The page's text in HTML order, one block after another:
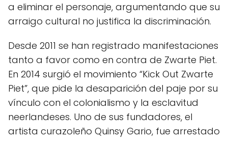
a eliminar el personaje, argumentando que su
arraigo cultural no justifica la discriminación.
Desde 2011 se han registrado manifestaciones
tanto a favor como en contra de Zwarte Piet.
En 2014 surgió el movimiento “Kick Out Zwarte
Piet”, que pide la desaparición del paje por su
vínculo con el colonialismo y la esclavitud
neerlandeses. Uno de sus fundadores, el
artista curazoleño Quinsy Gario, fue arrestado